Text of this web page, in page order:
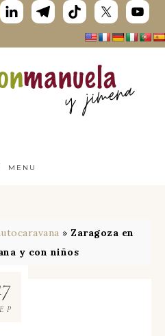
MENU
» Zaragoza en
y con niños